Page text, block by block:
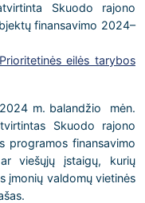
Skuodo rajono
finansavimo 2024–
Prioritetinės eilės tarybos
m. balandžio mėn.
Skuodo rajono
programos finansavimo
viešųjų įstaigų, kurių
įmonių valdomų vietinės